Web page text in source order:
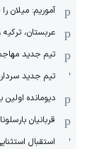
آموریم: میلان
عربستان،
تیم جدید
تیم جدید
دیومانده اولین
قربانیان
استقبال